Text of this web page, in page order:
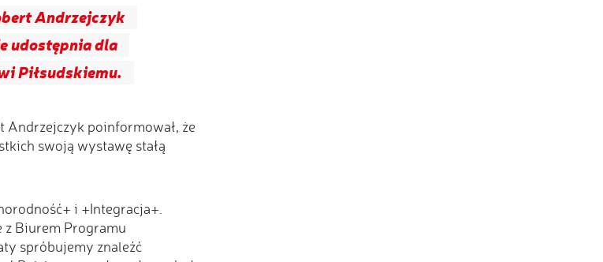
Andrzejczyk
udostępnia dla
Piłsudskiemu.
Andrzejczyk poinformował, że
swoją wystawę stałą
i +Integracja+.
z Biurem Programu
spróbujemy znaleźć